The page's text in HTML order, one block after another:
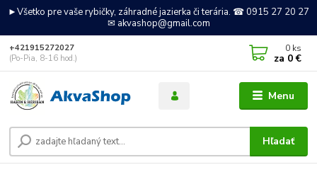
►Všetko pre vaše rybičky, záhradné jazierka či terária. ☎ 0915 27 20 27
✉ akvashop@gmail.com
Menu
Hľadať
+421915272027
(Po-Pia, 8-16 hod.)
0 ks
za 0 €